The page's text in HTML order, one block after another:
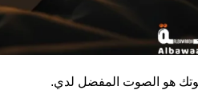
هو الصوت المفضل لدي.